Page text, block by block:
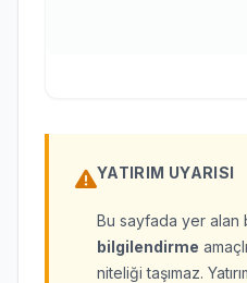
YATIRIM UYARISI
Bu sayfada yer alan
bilgilendirme
niteliği taşımaz.